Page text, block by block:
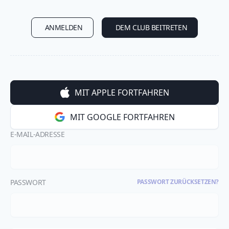
ANMELDEN DEM CLUB BEITRETEN
MIT APPLE FORTFAHREN
MIT GOOGLE FORTFAHREN
E-MAIL-ADRESSE
PASSWORT PASSWORT ZURÜCKSETZEN?